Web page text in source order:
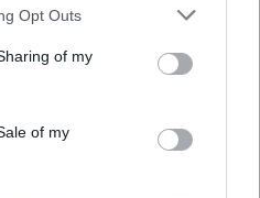
uses one or more Google
behaviour. You may click to
and its third-party tags to
purposes in below Google
Opt Outs
of my
of my
κατώτατου μισθού
που συνεδριάζει